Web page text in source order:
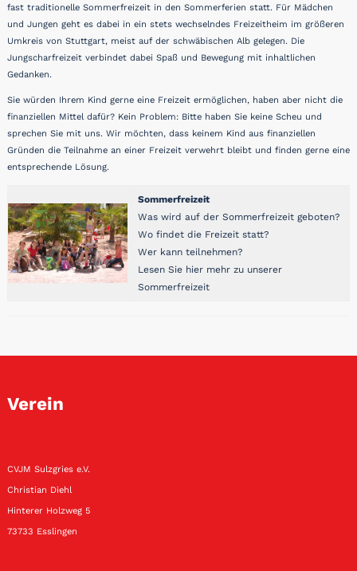
fast traditionelle Sommerfreizeit in den Sommerferien statt. Für Mädchen
und Jungen geht es dabei in ein stets wechselndes Freizeitheim im größeren
Umkreis von Stuttgart, meist auf der schwäbischen Alb gelegen. Die
Jungscharfreizeit verbindet dabei Spaß und Bewegung mit inhaltlichen
Gedanken.
Sie würden Ihrem Kind gerne eine Freizeit ermöglichen, haben aber nicht die
finanziellen Mittel dafür? Kein Problem: Bitte haben Sie keine Scheu und
sprechen Sie mit uns. Wir möchten, dass keinem Kind aus finanziellen
Gründen die Teilnahme an einer Freizeit verwehrt bleibt und finden gerne eine
entsprechende Lösung.
Sommerfreizeit
Was wird auf der Sommerfreizeit geboten?
Wo findet die Freizeit statt?
Wer kann teilnehmen?
Lesen Sie hier mehr zu unserer
Sommerfreizeit
Verein
CVJM Sulzgries e.V.
Christian Diehl
Hinterer Holzweg 5
73733 Esslingen